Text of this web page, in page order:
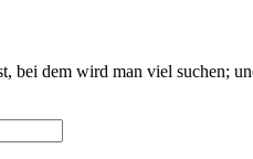
bei dem wird man viel suchen;